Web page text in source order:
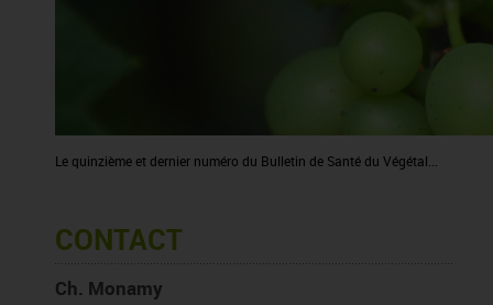
Le quinzième et dernier numéro du Bulletin de Santé du Végétal...
CONTACT
Ch. Monamy